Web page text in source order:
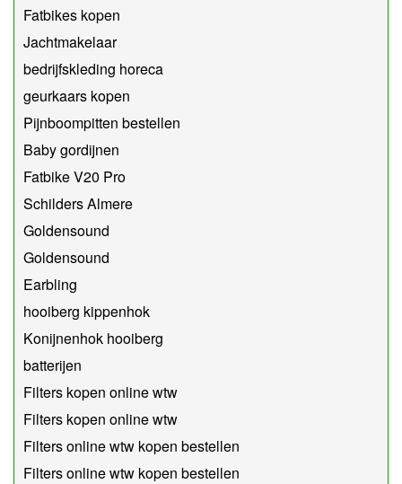
Fatbikes kopen
Jachtmakelaar
bedrijfskleding horeca
geurkaars kopen
Pijnboompitten bestellen
Baby gordijnen
Fatbike V20 Pro
Schilders Almere
Goldensound
Goldensound
Earbling
hooiberg kippenhok
Konijnenhok hooiberg
batterijen
Filters kopen online wtw
Filters kopen online wtw
Filters online wtw kopen bestellen
Filters online wtw kopen bestellen